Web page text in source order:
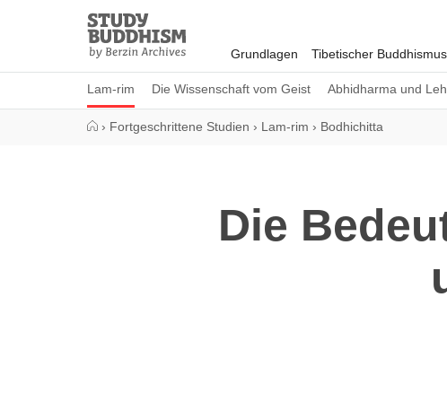
Study
Buddhism
Home
Grundlagen Tibetischer Buddhismus
Lam-rim Die Wissenschaft vom Geist Abhidharma und
› Fortgeschrittene Studien › Lam-rim › Bodhichitta
Die